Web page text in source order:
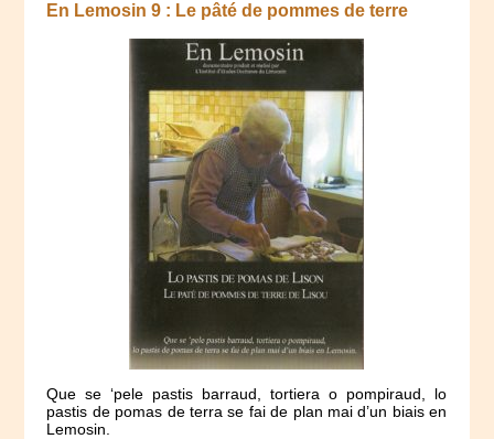
En Lemosin 9 : Le pâté de pommes de terre
Que se ‘pele pastis barraud, tortiera o pompiraud, lo
pastis de pomas de terra se fai de plan mai d’un biais en
Lemosin.